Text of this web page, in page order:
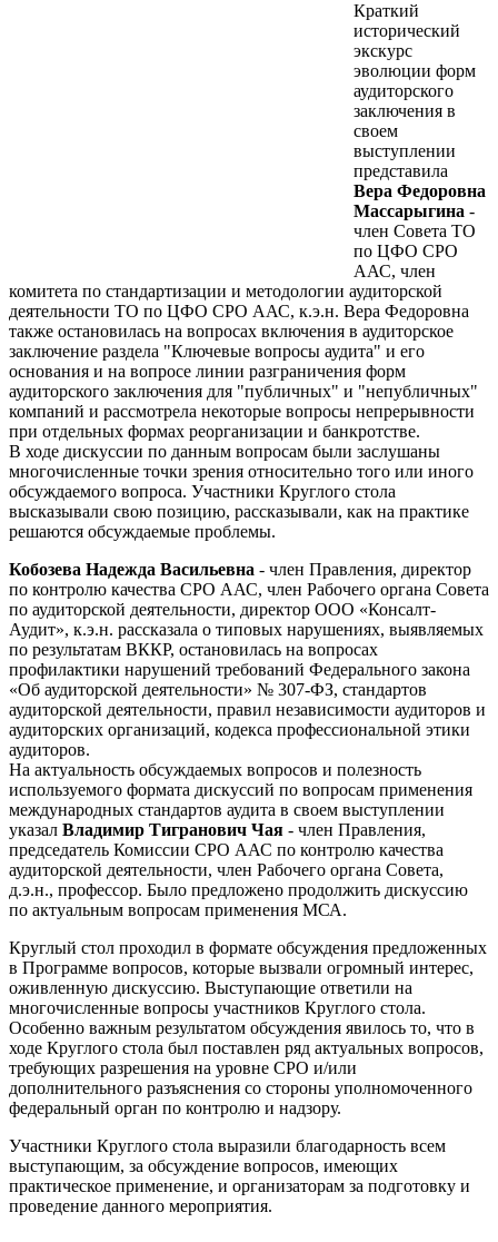
Краткий
исторический
экскурс
эволюции форм
аудиторского
заключения в
своем
выступлении
представила
Вера Федоровна
Массарыгина -
член Совета ТО
по ЦФО СРО
ААС, член
комитета по стандартизации и методологии аудиторской
деятельности ТО по ЦФО СРО ААС, к.э.н. Вера Федоровна
также остановилась на вопросах включения в аудиторское
заключение раздела "Ключевые вопросы аудита" и его
основания и на вопросе линии разграничения форм
аудиторского заключения для "публичных" и "непубличных"
компаний и рассмотрела некоторые вопросы непрерывности
при отдельных формах реорганизации и банкротстве.
В ходе дискуссии по данным вопросам были заслушаны
многочисленные точки зрения относительно того или иного
обсуждаемого вопроса. Участники Круглого стола
высказывали свою позицию, рассказывали, как на практике
решаются обсуждаемые проблемы.
Кобозева Надежда Васильевна - член Правления, директор
по контролю качества СРО ААС, член Рабочего органа Совета
по аудиторской деятельности, директор ООО «Консалт-
Аудит», к.э.н. рассказала о типовых нарушениях, выявляемых
по результатам ВККР, остановилась на вопросах
профилактики нарушений требований Федерального закона
«Об аудиторской деятельности» № 307-ФЗ, стандартов
аудиторской деятельности, правил независимости аудиторов и
аудиторских организаций, кодекса профессиональной этики
аудиторов.
На актуальность обсуждаемых вопросов и полезность
используемого формата дискуссий по вопросам применения
международных стандартов аудита в своем выступлении
указал Владимир Тигранович Чая - член Правления,
председатель Комиссии СРО ААС по контролю качества
аудиторской деятельности, член Рабочего органа Совета,
д.э.н., профессор. Было предложено продолжить дискуссию
по актуальным вопросам применения МСА.
Круглый стол проходил в формате обсуждения предложенных
в Программе вопросов, которые вызвали огромный интерес,
оживленную дискуссию. Выступающие ответили на
многочисленные вопросы участников Круглого стола.
Особенно важным результатом обсуждения явилось то, что в
ходе Круглого стола был поставлен ряд актуальных вопросов,
требующих разрешения на уровне СРО и/или
дополнительного разъяснения со стороны уполномоченного
федеральный орган по контролю и надзору.
Участники Круглого стола выразили благодарность всем
выступающим, за обсуждение вопросов, имеющих
практическое применение, и организаторам за подготовку и
проведение данного мероприятия.